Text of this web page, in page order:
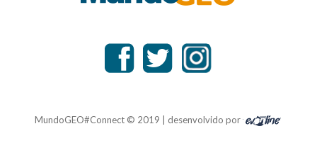
MundoGEO#Connect © 2019 | desenvolvido por